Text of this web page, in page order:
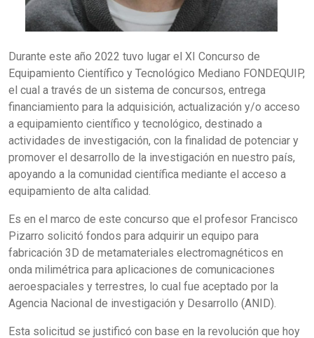
Durante este año 2022 tuvo lugar el XI Concurso de
Equipamiento Científico y Tecnológico Mediano FONDEQUIP,
el cual a través de un sistema de concursos, entrega
financiamiento para la adquisición, actualización y/o acceso
a equipamiento científico y tecnológico, destinado a
actividades de investigación, con la finalidad de potenciar y
promover el desarrollo de la investigación en nuestro país,
apoyando a la comunidad científica mediante el acceso a
equipamiento de alta calidad.
Es en el marco de este concurso que el profesor Francisco
Pizarro solicitó fondos para adquirir un equipo para
fabricación 3D de metamateriales electromagnéticos en
onda milimétrica para aplicaciones de comunicaciones
aeroespaciales y terrestres, lo cual fue aceptado por la
Agencia Nacional de investigación y Desarrollo (ANID).
Esta solicitud se justificó con base en la revolución que hoy